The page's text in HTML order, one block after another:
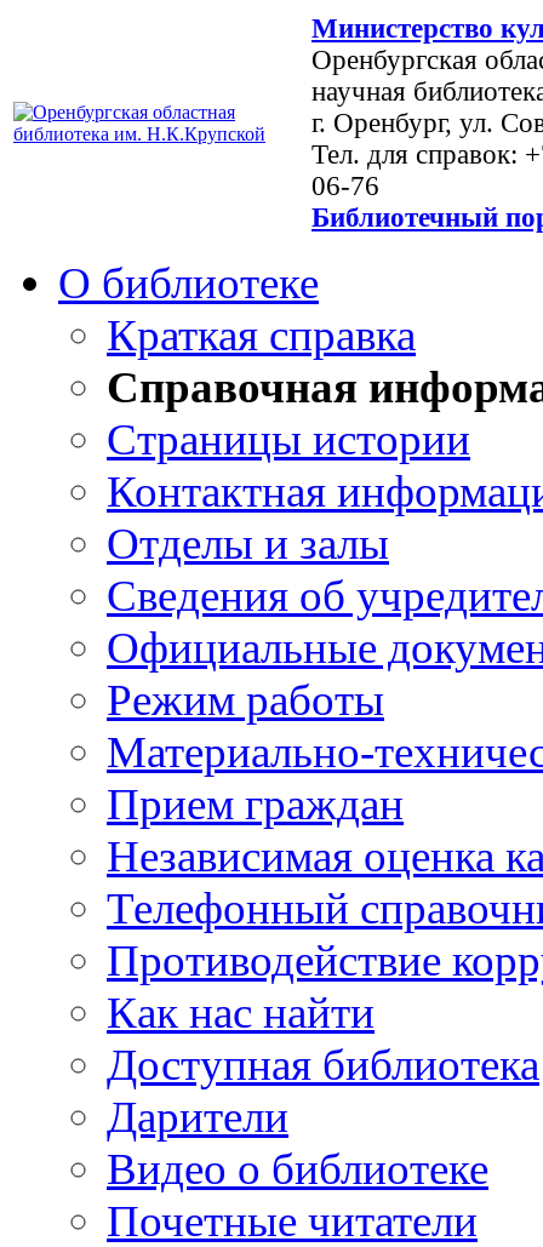
Министерство
Оренбургская
научная
г. Оренбург, ул.
Тел. для справок:
06-76
Библиотечный
О библиотеке
Краткая справка
Справочная
Страницы истории
Контактная
Отделы и залы
Сведения об
Официальные
Режим работы
Материально-
Прием граждан
Независимая оценка
Телефонный
Противодействие
Как нас найти
Доступная библиотека
Дарители
Видео о библиотеке
Почетные читатели